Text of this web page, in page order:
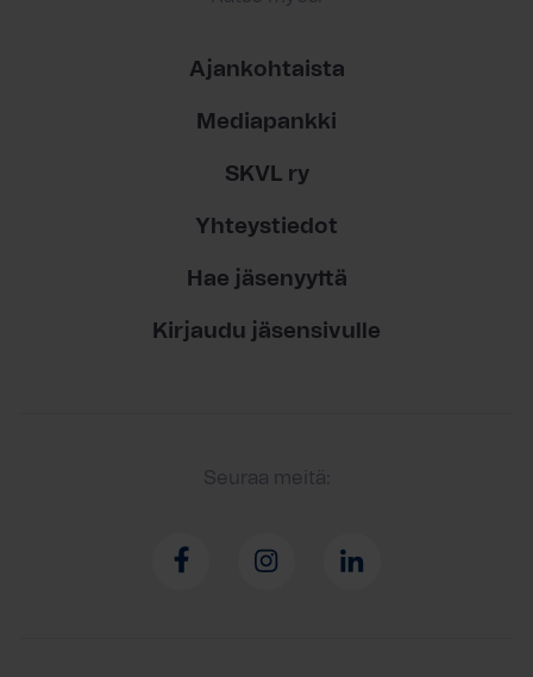
Ajankohtaista
Mediapankki
SKVL ry
Yhteystiedot
Hae jäsenyyttä
Kirjaudu jäsensivulle
Seuraa meitä: